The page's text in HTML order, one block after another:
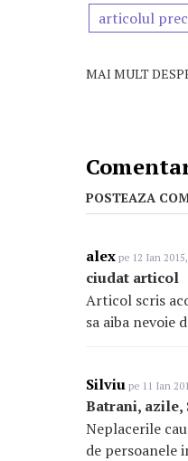
articolul
MAI MULT
POSTEAZA
alex pe 12 Ian
ciudat articol
Articol scris
sa aiba nevoie
Silviu pe 11 Ian
Batrani, azile,
Neplacerile
de persoanele